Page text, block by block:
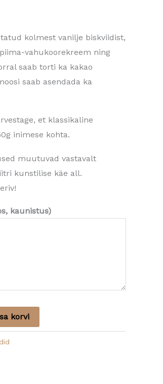
kolmest vanilje biskviidist,
vahukoorekreem ning
saab torti ka kakao
saab asendada ka
et klassikaline
inimese kohta.
muutuvad vastavalt
kunstilise käe all.
kaunistus)
korvi